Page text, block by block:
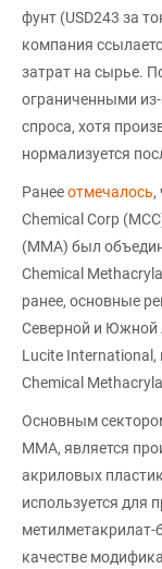
фунт (USD243 за
компания
затрат на сырье.
ограниченными
спроса, хотя
нормализуется
Ранееотмечалось,
Chemical Corp
(MMA) был
Chemical
ранее, основные
Северной и Южной
Lucite International,
Chemical
Основным
ММА, является
акриловых
используется для
метилметакрилат-
качестве